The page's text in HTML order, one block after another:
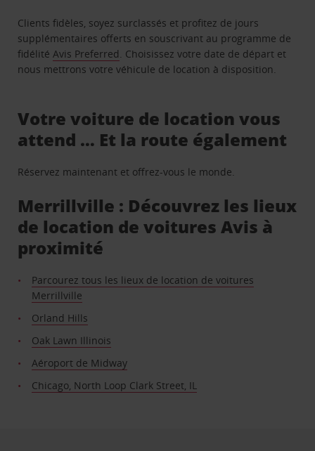
Clients fidèles, soyez surclassés et profitez de jours
supplémentaires offerts en souscrivant au programme de
fidélitéAvis Preferred. Choisissez votre date de départ et
nous mettrons votre véhicule de location à disposition.
Votre voiture de location vous
attend … Et la route également
Réservez maintenant et offrez-vous le monde.
Merrillville : Découvrez les lieux
de location de voitures Avis à
proximité
Parcourez tous les lieux de location de voitures
Merrillville
Orland Hills
Oak Lawn Illinois
Aéroport de Midway
Chicago, North Loop Clark Street, IL